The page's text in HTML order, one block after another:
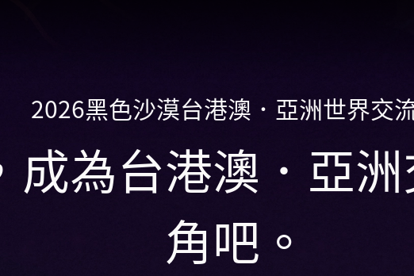
2026黑色沙漠台港澳．亞洲世界交
成為台港澳．亞
角吧。